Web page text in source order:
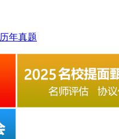
历年真题